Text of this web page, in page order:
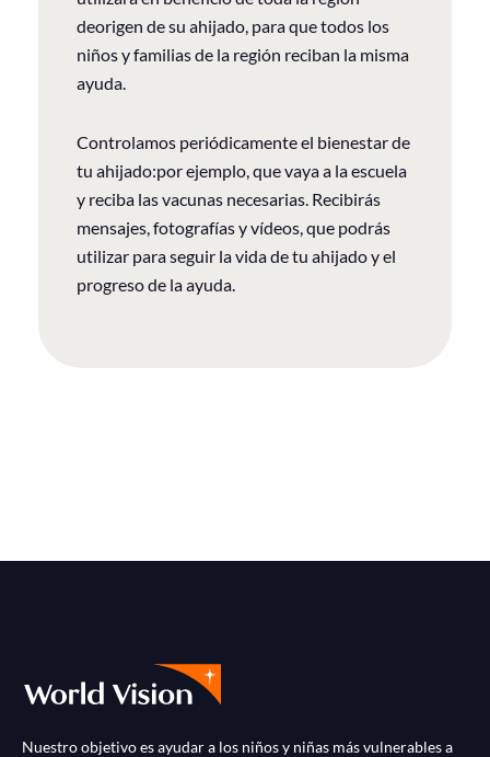
deorigen de su ahijado, para que todos los
niños y familias de la región reciban la misma
ayuda.
Controlamos periódicamente el bienestar de
tu ahijado:por ejemplo, que vaya a la escuela
y reciba las vacunas necesarias. Recibirás
mensajes, fotografías y vídeos, que podrás
utilizar para seguir la vida de tu ahijado y el
progreso de la ayuda.
Nuestro objetivo es ayudar a los niños y niñas más vulnerables a